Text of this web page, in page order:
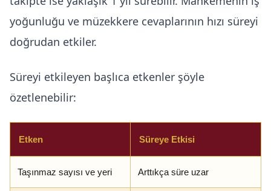
yoğunluğu ve müzekkere cevaplarının hızı süreyi
doğrudan etkiler.
Süreyi etkileyen başlıca etkenler şöyle
özetlenebilir:
Etken Süreye Etkisi
Taşınmaz sayısı ve yeri Arttıkça süre uzar